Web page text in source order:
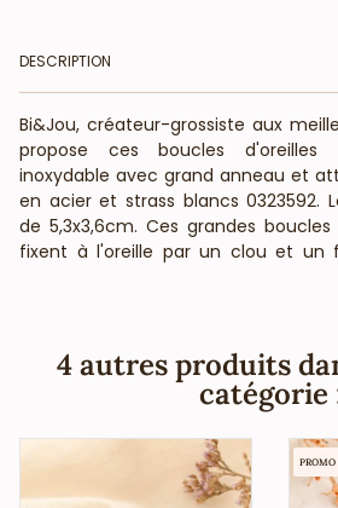
DESCRIPTION
Bi&Jou, créateur-grossiste aux
propose ces boucles d'oreilles
inoxydable avec grand anneau et
en acier et strass blancs 0323592.
de 5,3x3,6cm. Ces grandes
fixent à l'oreille par un clou et un
professionnels de la mode et de la
ou offrir pour les fêtes, en acier
pas de nickel, plomb ni cadmium
(conformément aux lois françaises
4 autres produits
catégorie
PROMO